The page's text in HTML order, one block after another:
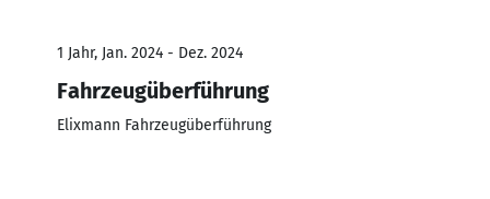
1 Jahr, Jan. 2024 - Dez. 2024
Fahrzeugüberführung
Elixmann Fahrzeugüberführung